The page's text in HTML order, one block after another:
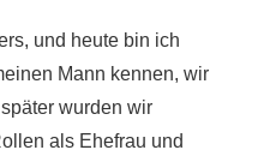
und heute bin ich
Mann kennen, wir
wurden wir
als Ehefrau und